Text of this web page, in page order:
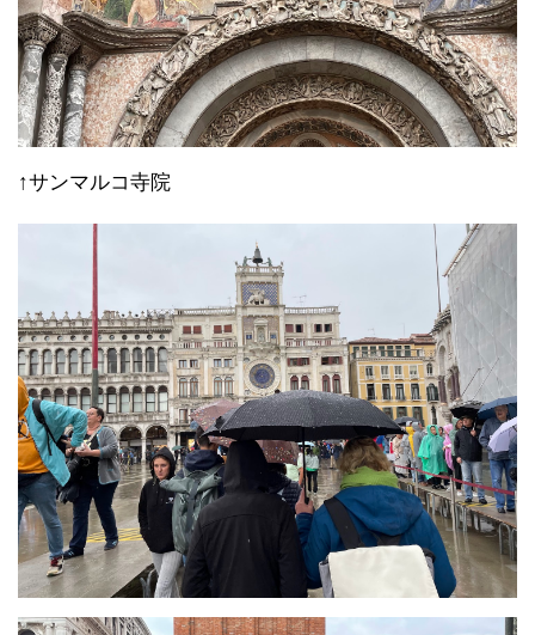
↑サンマルコ寺院